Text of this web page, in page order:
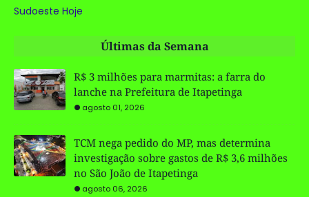
Sudoeste Hoje
Últimas da Semana
R$ 3 milhões para marmitas: a farra do
lanche na Prefeitura de Itapetinga
agosto 01, 2026
TCM nega pedido do MP, mas determina
investigação sobre gastos de R$ 3,6 milhões
no São João de Itapetinga
agosto 06, 2026